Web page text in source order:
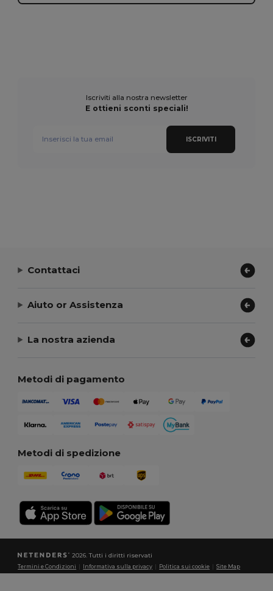
Iscriviti alla nostra newsletter
E ottieni sconti speciali!
ISCRIVITI
Contattaci
Aiuto or Assistenza
La nostra azienda
Metodi di pagamento
Metodi di spedizione
2026. Tutti i diritti riservati
Termini e Condizioni Informativa sulla privacy Politica sui cookie |Site Map